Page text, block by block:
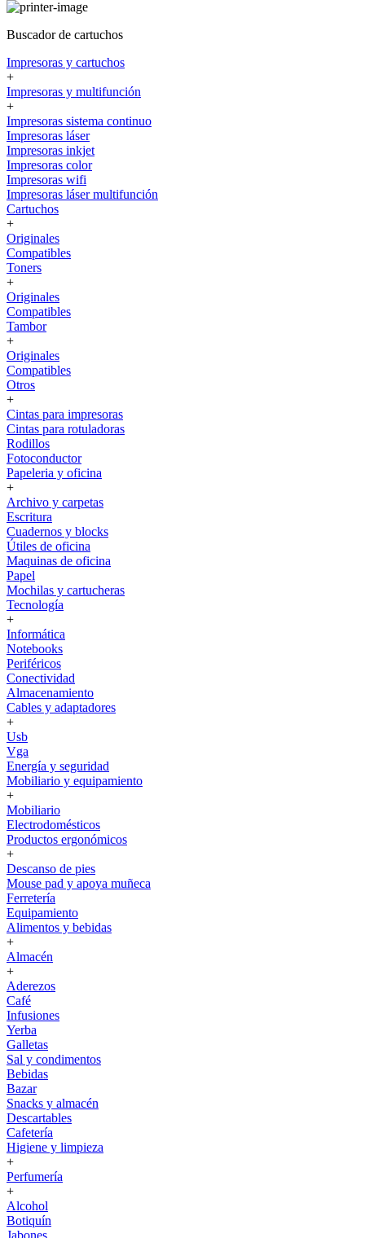
Buscador de cartuchos
Impresoras y cartuchos
+
Impresoras y multifunción
+
Impresoras sistema continuo
Impresoras láser
Impresoras inkjet
Impresoras color
Impresoras wifi
Impresoras láser multifunción
Cartuchos
+
Originales
Compatibles
Toners
+
Originales
Compatibles
Tambor
+
Originales
Compatibles
Otros
+
Cintas para impresoras
Cintas para rotuladoras
Rodillos
Fotoconductor
Papeleria y oficina
+
Archivo y carpetas
Escritura
Cuadernos y blocks
Útiles de oficina
Maquinas de oficina
Papel
Mochilas y cartucheras
Tecnología
+
Informática
Notebooks
Periféricos
Conectividad
Almacenamiento
Cables y adaptadores
+
Usb
Vga
Energía y seguridad
Mobiliario y equipamiento
+
Mobiliario
Electrodomésticos
Productos ergonómicos
+
Descanso de pies
Mouse pad y apoya muñeca
Ferretería
Equipamiento
Alimentos y bebidas
+
Almacén
+
Aderezos
Café
Infusiones
Yerba
Galletas
Sal y condimentos
Bebidas
Bazar
Snacks y almacén
Descartables
Cafetería
Higiene y limpieza
+
Perfumería
+
Alcohol
Botiquín
Jabones